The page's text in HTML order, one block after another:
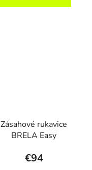
Zásahové rukavice
BRELA Easy
€94